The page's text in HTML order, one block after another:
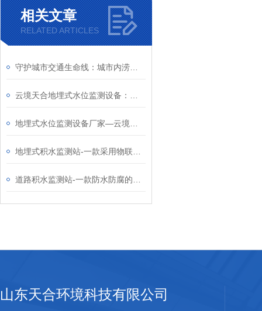
相关文章
RELATED ARTICLES
山东天合环境科技有限公司